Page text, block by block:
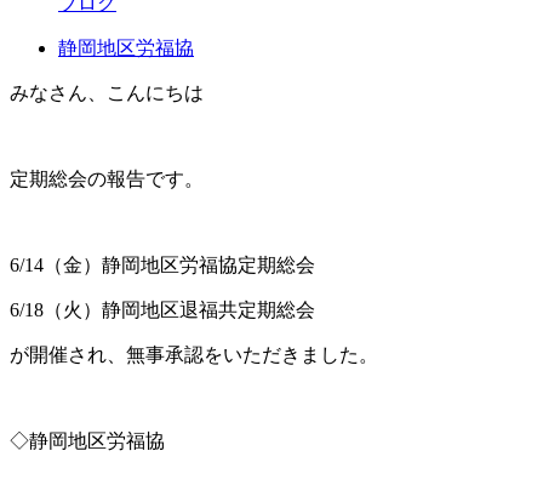
静岡地区労福協
みなさん、こんにちは
定期総会の報告です。
6/14（金）静岡地区労福協定期総会
6/18（火）静岡地区退福共定期総会
が開催され、無事承認をいただきました。
◇静岡地区労福協